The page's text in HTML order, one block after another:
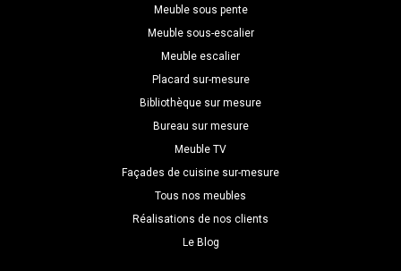
Meuble sous pente
Meuble sous-escalier
Meuble escalier
Placard sur-mesure
Bibliothèque sur mesure
Bureau sur mesure
Meuble TV
Façades de cuisine sur-mesure
Tous nos meubles
Réalisations de nos clients
Le Blog